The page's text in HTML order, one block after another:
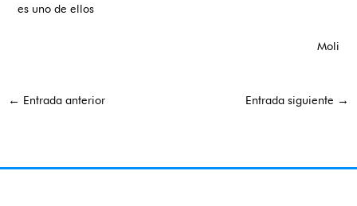
es uno de ellos
Moli
← Entrada anterior Entrada siguiente →